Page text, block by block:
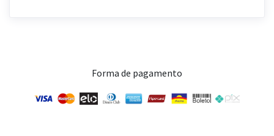
Forma de pagamento